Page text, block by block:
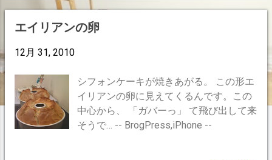
エイリアンの卵
12月 31, 2010
シフォンケーキが焼きあがる。 この形エ
イリアンの卵に見えてくるんです。この
中心から、 「ガバーっ」 て飛び出して来
そうで… -- BrogPress,iPhone --